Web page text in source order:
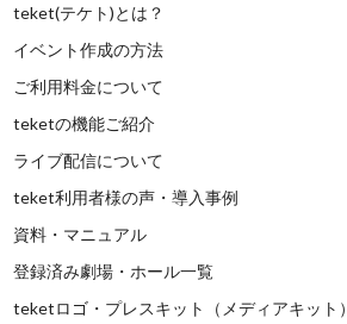
teket(テケト)とは？
イベント作成の方法
ご利用料金について
teketの機能ご紹介
ライブ配信について
teket利用者様の声・導入事例
資料・マニュアル
登録済み劇場・ホール一覧
teketロゴ・プレスキット（メディアキット）